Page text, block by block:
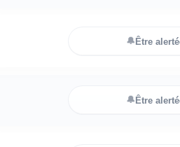
🔔Être
🔔Être